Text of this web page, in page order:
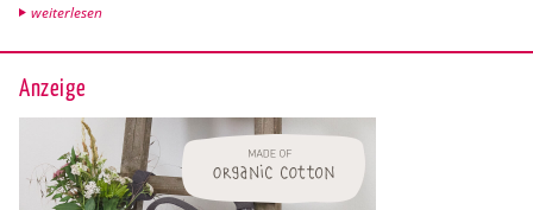
wei­ter­le­sen
Anzeige